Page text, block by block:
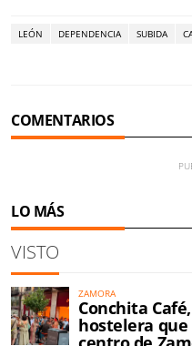
LEÓN DEPENDENCIA SUBIDA
COMENTARIOS
LO MÁS
VISTO
ZAMORA
Conchita
hostelera